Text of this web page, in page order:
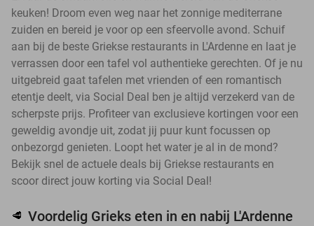
keuken! Droom even weg naar het zonnige mediterrane
zuiden en bereid je voor op een sfeervolle avond. Schuif
aan bij de beste Griekse restaurants in L'Ardenne en laat je
verrassen door een tafel vol authentieke gerechten. Of je nu
uitgebreid gaat tafelen met vrienden of een romantisch
etentje deelt, via Social Deal ben je altijd verzekerd van de
scherpste prijs. Profiteer van exclusieve kortingen voor een
geweldig avondje uit, zodat jij puur kunt focussen op
onbezorgd genieten. Loopt het water je al in de mond?
Bekijk snel de actuele deals bij Griekse restaurants en
scoor direct jouw korting via Social Deal!
🥩 Voordelig Grieks eten in en nabij L'Ardenne